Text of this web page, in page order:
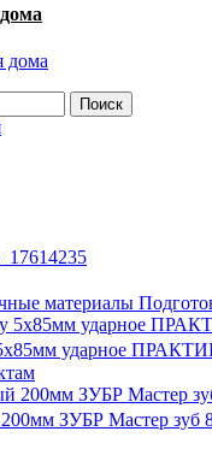
Поиск
материалы
ударное
ЗУБР Мастер зуб